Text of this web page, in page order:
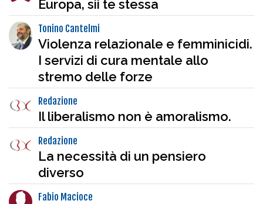
Europa, sii te stessa
Tonino Cantelmi
Violenza relazionale e femminicidi.
I servizi di cura mentale allo
stremo delle forze
Redazione
Il liberalismo non è amoralismo.
Redazione
La necessità di un pensiero
diverso
Fabio Macioce